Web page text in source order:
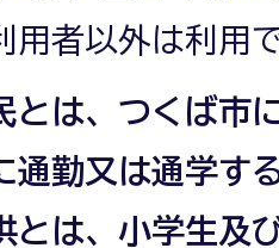
用者以外は利用
とは、つくば市
通勤又は通学す
とは、小学生及